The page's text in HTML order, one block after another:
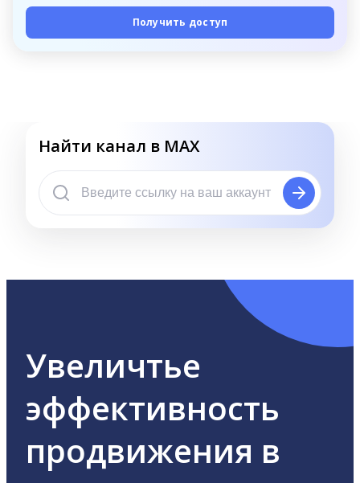
Получить доступ
Найти канал в MAX
Увеличтье
эффективность
продвижения в